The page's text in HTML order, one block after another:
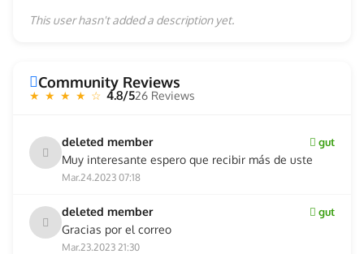
This user hasn't added a description yet.
Community Reviews
★ ★ ★ ★ ☆ 4.8/526 Reviews
deleted member gut
Muy interesante espero que recibir más de uste
Mar.24.2023 07:18
deleted member gut
Gracias por el correo
Mar.23.2023 21:30